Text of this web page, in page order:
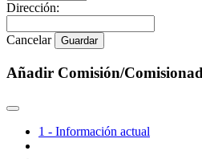
Dirección:
Cancelar Guardar
Añadir Comisión/
1 - Información actual